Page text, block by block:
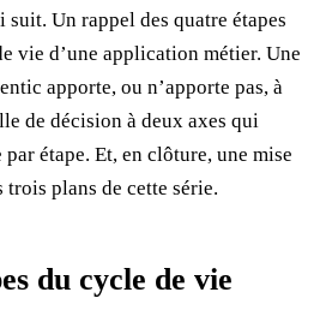
suit. Un rappel des quatre étapes
vie d’une application métier. Une
apporte, ou n’apporte pas, à
de décision à deux axes qui
étape. Et, en clôture, une mise
plans de cette série.
du cycle de vie